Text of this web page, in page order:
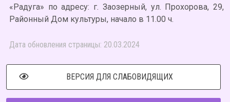
«Радуга» по адресу: г. Заозерный, ул. Прохорова, 29,
Районный Дом культуры, начало в 11.00 ч.
Дата обновления страницы: 20.03.2024
ВЕРСИЯ ДЛЯ СЛАБОВИДЯЩИХ